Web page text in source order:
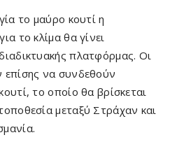
το μαύρο κουτί η
το κλίμα θα γίνει
πλατφόρμας. Οι
επίσης να συνδεθούν
το οποίο θα βρίσκεται
μεταξύ Στράχαν και